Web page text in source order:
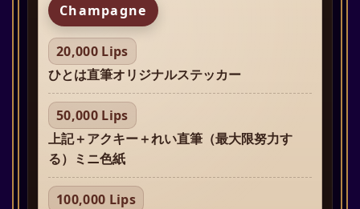
Champagne
20,000 Lips
ひとは直筆オリジナルステッカー
50,000 Lips
上記＋アクキー＋れい直筆（最大限努力す
る）ミニ色紙
100,000 Lips